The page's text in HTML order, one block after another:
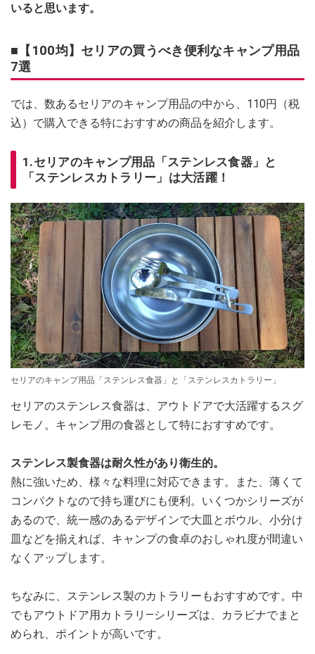
いると思います。
■【100均】セリアの買うべき便利なキャンプ用品
7選
では、数あるセリアのキャンプ用品の中から、110円（税
込）で購入できる特におすすめの商品を紹介します。
1.セリアのキャンプ用品「ステンレス食器」と
「ステンレスカトラリー」は大活躍！
セリアのキャンプ用品「ステンレス食器」と「ステンレスカトラリー」
セリアのステンレス食器は、アウトドアで大活躍するスグ
レモノ。キャンプ用の食器として特におすすめです。
ステンレス製食器は耐久性があり衛生的。
熱に強いため、様々な料理に対応できます。また、薄くて
コンパクトなので持ち運びにも便利。いくつかシリーズが
あるので、統一感のあるデザインで大皿とボウル、小分け
皿などを揃えれば、キャンプの食卓のおしゃれ度が間違い
なくアップします。
ちなみに、ステンレス製のカトラリーもおすすめです。中
でもアウトドア用カトラリ―シリーズは、カラビナでまと
められ、ポイントが高いです。